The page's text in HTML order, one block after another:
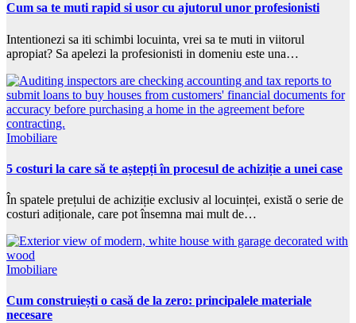
Cum sa te muti rapid si usor cu ajutorul unor profesionisti
Intentionezi sa iti schimbi locuinta, vrei sa te muti in viitorul
apropiat? Sa apelezi la profesionisti in domeniu este una…
Imobiliare
5 costuri la care să te aștepți în procesul de achiziție a unei case
În spatele prețului de achiziție exclusiv al locuinței, există o serie de
costuri adiționale, care pot însemna mai mult de…
Imobiliare
Cum construiești o casă de la zero: principalele materiale
necesare